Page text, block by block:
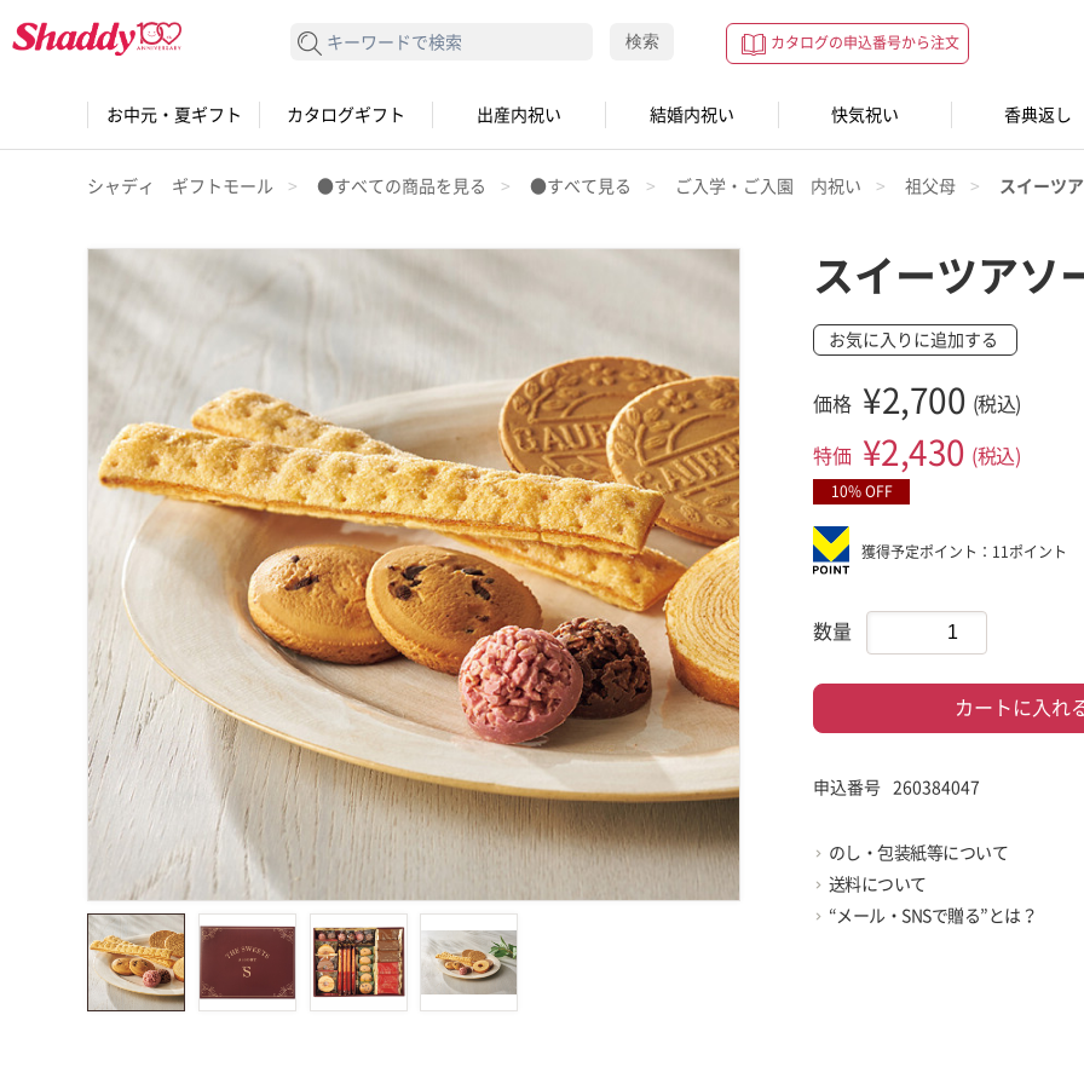
カタログの申込番号から注文
検索する 検索
お中元・夏ギフト カタログギフト 出産内祝い 結婚内祝い 快気祝い 香典返し
シャディ ギフトモール ●すべての商品を見る ●すべて見る ご入学・ご入園 内祝い 祖父母 スイーツ
スイーツアソ
お気に入りに追加する
価格 ¥2,700 (税込)
特価 ¥2,430 (税込)
10% OFF
獲得予定ポイント：11ポイント
数量
カートに入れ
申込番号 260384047
のし・包装紙等について
送料について
“メール・SNSで贈る”とは？